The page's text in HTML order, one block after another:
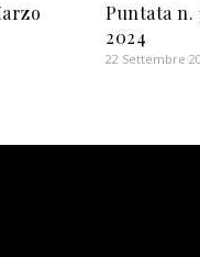
Puntata n.
2024
22 Settembre